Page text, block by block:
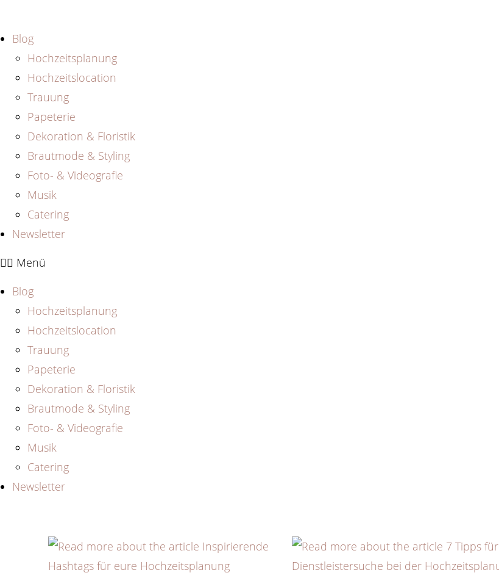
springen
Blog
Hochzeitsplanung
Hochzeitslocation
Trauung
Papeterie
Dekoration & Floristik
Brautmode & Styling
Foto- & Videografie
Musik
Catering
Newsletter
Menü
Blog
Hochzeitsplanung
Hochzeitslocation
Trauung
Papeterie
Dekoration & Floristik
Brautmode & Styling
Foto- & Videografie
Musik
Catering
Newsletter